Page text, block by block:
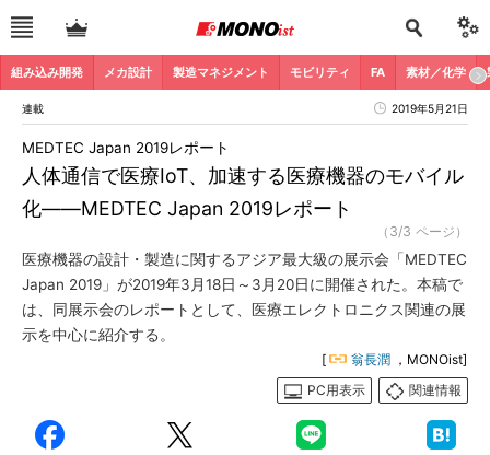
組み込み開発 メカ設計 製造マネジメント モビリティ FA 素材／化学
連載 2019年5月21日
人体通信で医療IoT、加速する医療機器のモバイル
化――MEDTEC Japan 2019レポート
MEDTEC Japan 2019レポート
（3/3 ページ）
医療機器の設計・製造に関するアジア最大級の展示会「MEDTEC
Japan 2019」が2019年3月18日～3月20日に開催された。本稿で
は、同展示会のレポートとして、医療エレクトロニクス関連の展
示を中心に紹介する。
[ 翁長潤 ，MONOist]
PC用表示
関連情報